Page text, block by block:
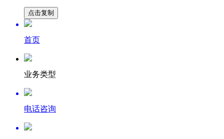
点击复制
首页
业务类型
电话咨询